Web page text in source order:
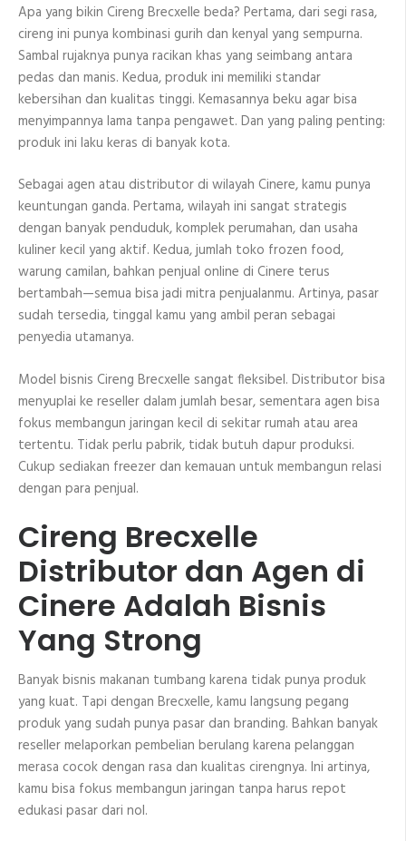
Apa yang bikin Cireng Brecxelle beda? Pertama, dari segi rasa,
cireng ini punya kombinasi gurih dan kenyal yang sempurna.
Sambal rujaknya punya racikan khas yang seimbang antara
pedas dan manis. Kedua, produk ini memiliki standar
kebersihan dan kualitas tinggi. Kemasannya beku agar bisa
menyimpannya lama tanpa pengawet. Dan yang paling penting:
produk ini laku keras di banyak kota.
Sebagai agen atau distributor di wilayah Cinere, kamu punya
keuntungan ganda. Pertama, wilayah ini sangat strategis
dengan banyak penduduk, komplek perumahan, dan usaha
kuliner kecil yang aktif. Kedua, jumlah toko frozen food,
warung camilan, bahkan penjual online di Cinere terus
bertambah—semua bisa jadi mitra penjualanmu. Artinya, pasar
sudah tersedia, tinggal kamu yang ambil peran sebagai
penyedia utamanya.
Model bisnis Cireng Brecxelle sangat fleksibel. Distributor bisa
menyuplai ke reseller dalam jumlah besar, sementara agen bisa
fokus membangun jaringan kecil di sekitar rumah atau area
tertentu. Tidak perlu pabrik, tidak butuh dapur produksi.
Cukup sediakan freezer dan kemauan untuk membangun relasi
dengan para penjual.
Cireng Brecxelle
Distributor dan Agen di
Cinere Adalah Bisnis
Yang Strong
Banyak bisnis makanan tumbang karena tidak punya produk
yang kuat. Tapi dengan Brecxelle, kamu langsung pegang
produk yang sudah punya pasar dan branding. Bahkan banyak
reseller melaporkan pembelian berulang karena pelanggan
merasa cocok dengan rasa dan kualitas cirengnya. Ini artinya,
kamu bisa fokus membangun jaringan tanpa harus repot
edukasi pasar dari nol.